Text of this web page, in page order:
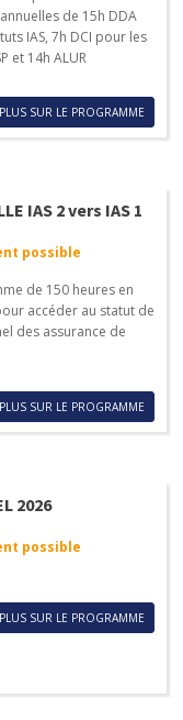
de 15h DDA
IAS, 7h DCI pour les
et 14h ALUR
SUR LE PROGRAMME
IAS 2 vers IAS 1
possible
de 150 heures en
accéder au statut de
des assurance de
SUR LE PROGRAMME
2026
possible
SUR LE PROGRAMME